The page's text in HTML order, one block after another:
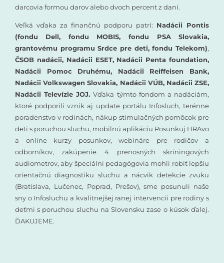
Vzdelávanie
darcovia formou darov alebo dvoch percent z daní.
Veľká vďaka za finančnú podporu patrí: Nadácii Pontis
(fondu Dell, fondu MOBIS, fondu PSA Slovakia,
grantovému programu Srdce pre deti, fondu Telekom),
ČSOB nadácii, Nadácii ESET, Nadácii Penta foundation,
Nadácii Pomoc Druhému, Nadácii Reiffeisen Bank,
Nadácii Volkswagen Slovakia, Nadácii VÚB, Nadácii ZSE,
Nadácii Televízie JOJ.Vďaka týmto fondom a nadáciám,
ktoré podporili vznik aj update portálu Infosluch, terénne
poradenstvo v rodinách, nákup stimulačných pomôcok pre
deti s poruchou sluchu, mobilnú aplikáciu Posunkuj HRAvo
a online kurzy posunkov, webináre pre rodičov a
odborníkov, zakúpenie 4 prenosných skríningových
audiometrov, aby špeciálni pedagógovia mohli robiť lepšiu
orientačnú diagnostiku sluchu a nácvik detekcie zvuku
(Bratislava, Lučenec, Poprad, Prešov), sme posunuli naše
sny o Infosluchu a kvalitnejšej ranej intervencii pre rodiny s
deťmi s poruchou sluchu na Slovensku zase o kúsok ďalej.
ĎAKUJEME.